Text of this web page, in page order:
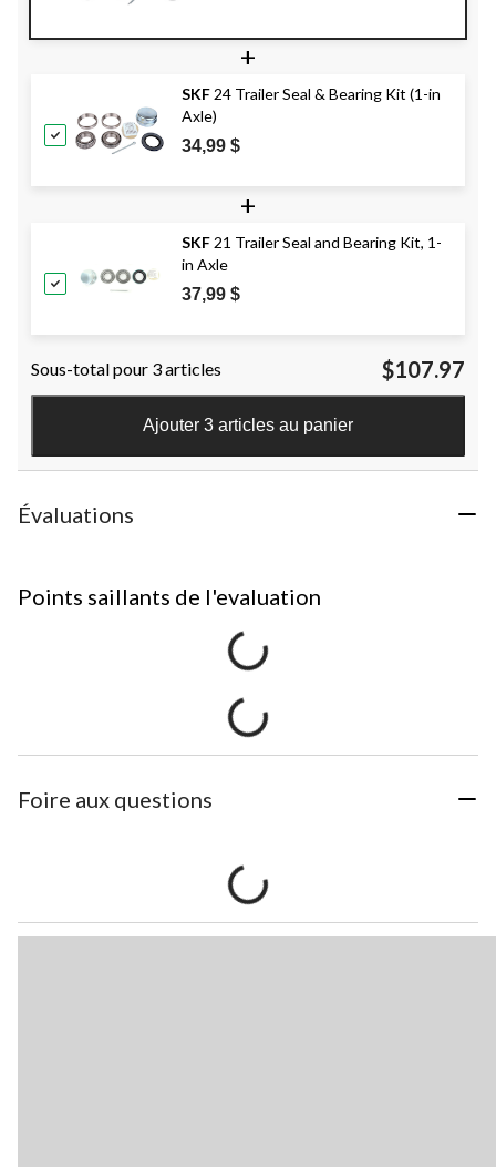
+
SKF 24 Trailer Seal & Bearing Kit (1-in
Axle)
34,99 $
+
SKF 21 Trailer Seal and Bearing Kit, 1-
in Axle
37,99 $
Sous-total pour 3 articles $107.97
Ajouter 3 articles au panier
Évaluations
Points saillants de l'evaluation
Foire aux questions